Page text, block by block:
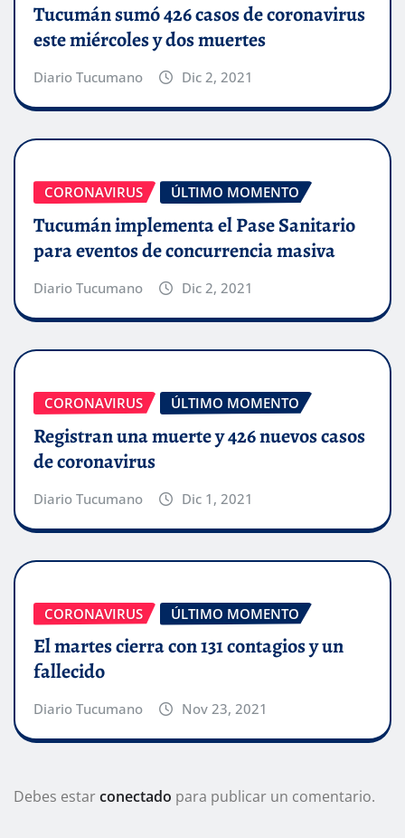
Tucumán sumó 426 casos de coronavirus
este miércoles y dos muertes
Diario Tucumano Dic 2, 2021
CORONAVIRUS ÚLTIMO MOMENTO
Tucumán implementa el Pase Sanitario
para eventos de concurrencia masiva
Diario Tucumano Dic 2, 2021
CORONAVIRUS ÚLTIMO MOMENTO
Registran una muerte y 426 nuevos casos
de coronavirus
Diario Tucumano Dic 1, 2021
CORONAVIRUS ÚLTIMO MOMENTO
El martes cierra con 131 contagios y un
fallecido
Diario Tucumano Nov 23, 2021
Debes estarconectado para publicar un comentario.